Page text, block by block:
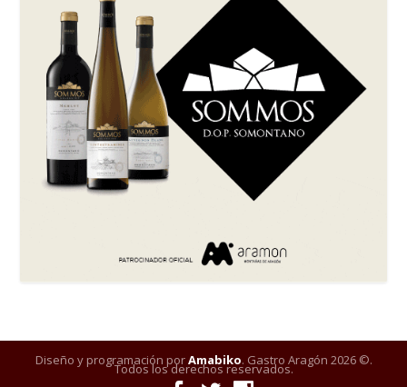
Diseño y programación porAmabiko. Gastro Aragón 2026 ©.
Todos los derechos reservados.